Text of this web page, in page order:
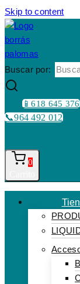
Skip to content
Buscar por:
📱618 645 376
📞964 492 012
0